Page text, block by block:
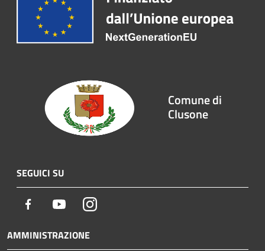
Comune di
Clusone
SEGUICI SU
Facebook YoutubeInstagram
AMMINISTRAZIONE